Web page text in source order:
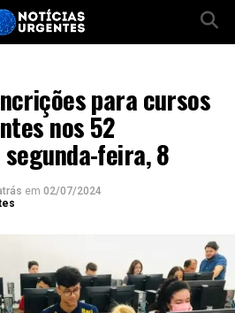
para cursos
nos 52
feira, 8
em 02/07/2024